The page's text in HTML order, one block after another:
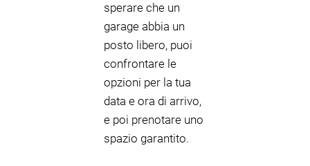
sperare che un
garage abbia un
posto libero, puoi
confrontare le
opzioni per la tua
data e ora di arrivo,
e poi prenotare uno
spazio garantito.